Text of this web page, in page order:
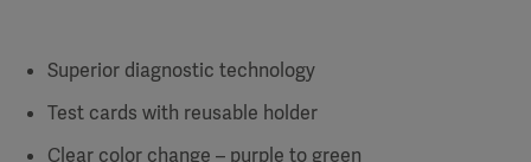
Superior diagnostic technology
Test cards with reusable holder
Clear color change – purple to green